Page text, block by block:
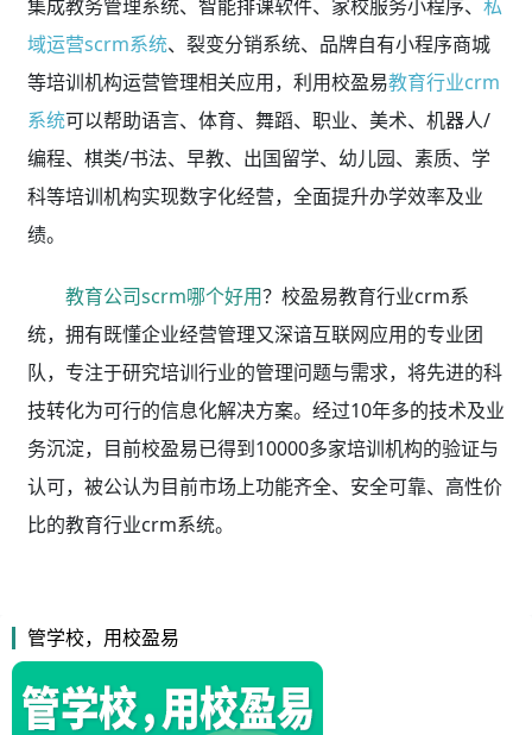
集成教务管理系统、智能排课软件、家校服务小程序、 私
域运营scrm系统、裂变分销系统、品牌自有小程序商城
等培训机构运营管理相关应用，利用校盈易教育行业crm
系统可以帮助语言、体育、舞蹈、职业、美术、机器人/
编程、棋类/书法、早教、出国留学、幼儿园、素质、学
科等培训机构实现数字化经营，全面提升办学效率及业
绩。
教育公司scrm哪个好用？校盈易教育行业crm系
统，拥有既懂企业经营管理又深谙互联网应用的专业团
队，专注于研究培训行业的管理问题与需求，将先进的科
技转化为可行的信息化解决方案。经过10年多的技术及业
务沉淀，目前校盈易已得到10000多家培训机构的验证与
认可，被公认为目前市场上功能齐全、安全可靠、高性价
比的教育行业crm系统。
管学校，用校盈易